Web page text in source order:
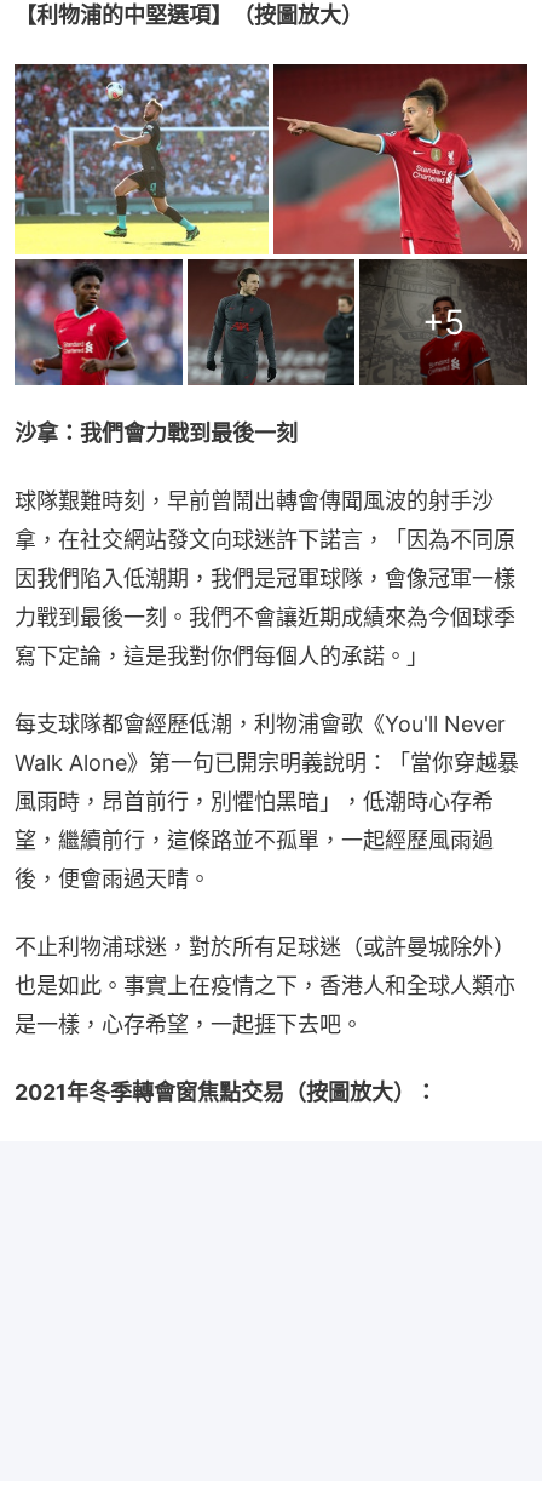
【利物浦的中堅選項】（按圖放大）
+5
沙拿：我們會力戰到最後一刻
球隊艱難時刻，早前曾鬧出轉會傳聞風波的射手沙
拿，在社交網站發文向球迷許下諾言，「因為不同原
因我們陷入低潮期，我們是冠軍球隊，會像冠軍一樣
力戰到最後一刻。我們不會讓近期成績來為今個球季
寫下定論，這是我對你們每個人的承諾。」
每支球隊都會經歷低潮，利物浦會歌《You'll Never
Walk Alone》第一句已開宗明義說明：「當你穿越暴
風雨時，昂首前行，別懼怕黑暗」，低潮時心存希
望，繼續前行，這條路並不孤單，一起經歷風雨過
後，便會雨過天晴。
不止利物浦球迷，對於所有足球迷（或許曼城除外）
也是如此。事實上在疫情之下，香港人和全球人類亦
是一樣，心存希望，一起捱下去吧。
2021年冬季轉會窗焦點交易（按圖放大）：